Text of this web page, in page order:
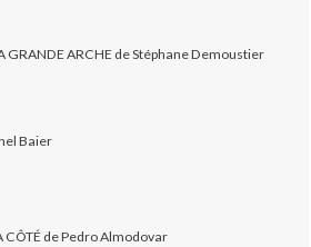
GRANDE ARCHE de Stéphane Demoustier
Baier
CÔTÉ de Pedro Almodovar